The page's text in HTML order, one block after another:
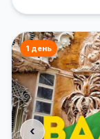
‹
1 день